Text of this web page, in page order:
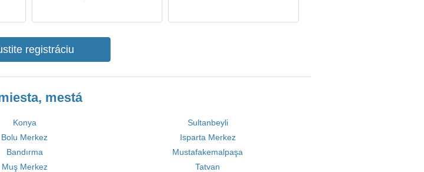
registráciu
mestá
Konya
Sultanbeyli
Bolu Merkez
Isparta Merkez
Bandırma
Mustafakemalpaşa
Muş Merkez Tatvan